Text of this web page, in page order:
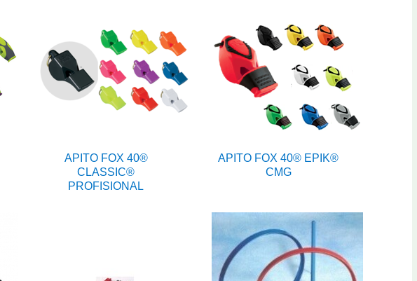
APITO FOX 40®
CLASSIC®
PROFISIONAL
APITO FOX 40® EPIK®
CMG